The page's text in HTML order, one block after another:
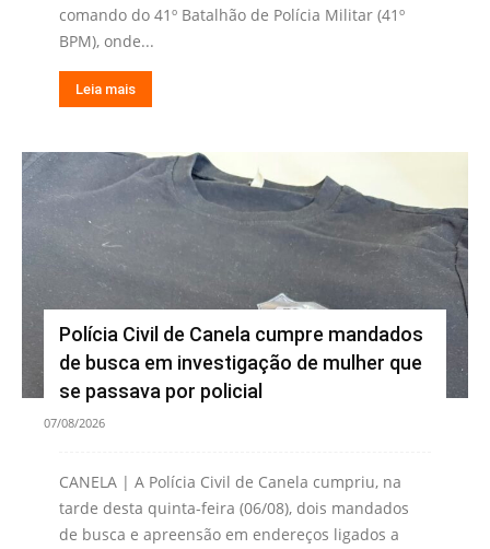
comando do 41º Batalhão de Polícia Militar (41º
BPM), onde...
Leia mais
Polícia Civil de Canela cumpre mandados
de busca em investigação de mulher que
se passava por policial
07/08/2026
CANELA | A Polícia Civil de Canela cumpriu, na
tarde desta quinta-feira (06/08), dois mandados
de busca e apreensão em endereços ligados a